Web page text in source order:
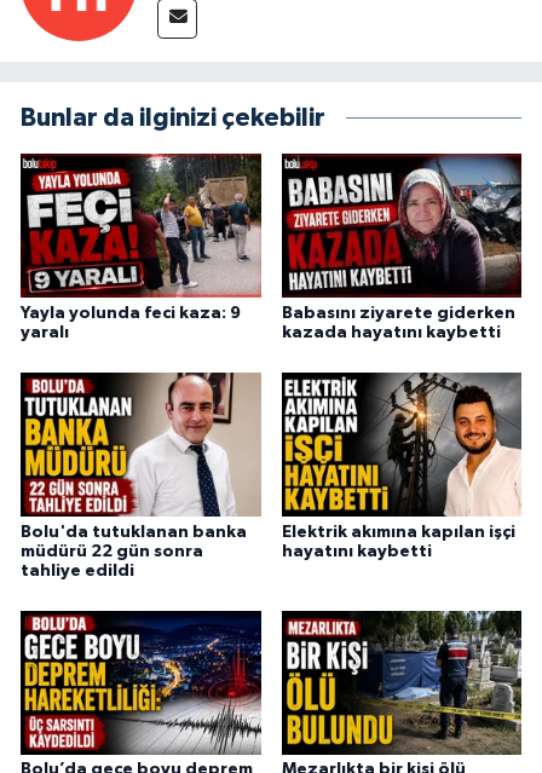
Bunlar da ilginizi çekebilir
Yayla yolunda feci kaza: 9
yaralı
Babasını ziyarete giderken
kazada hayatını kaybetti
Bolu'da tutuklanan banka
müdürü 22 gün sonra
tahliye edildi
Elektrik akımına kapılan işçi
hayatını kaybetti